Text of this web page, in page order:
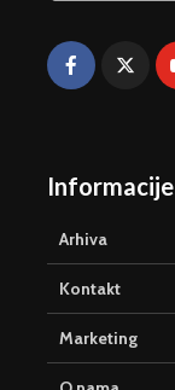
Informacije
Arhiva
Kontakt
Marketing